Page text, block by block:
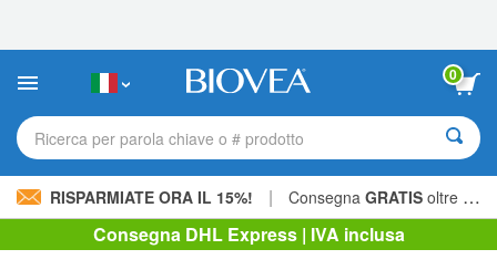
sito
include
sistema
0
Ricerca per parola chiave o # prodotto
RISPARMIATE ORA IL 15%! | Consegna GRATIS oltre 60,00 € »
Consegna DHL Express | IVA inclusa